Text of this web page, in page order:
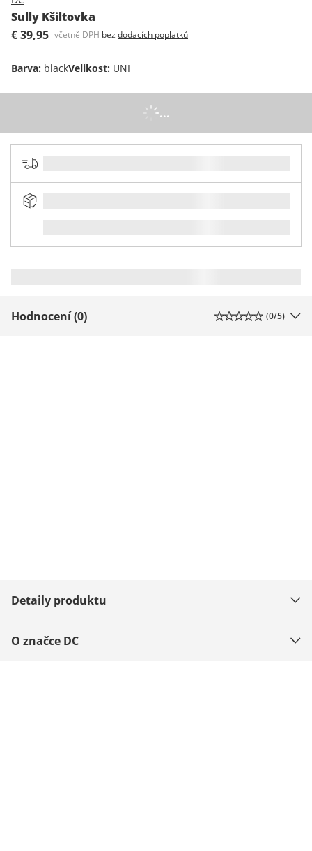
Sully Kšiltovka
€ 39,95 včetně DPH bez dodacích poplatků
Barva: blackVelikost: UNI
...
Hodnocení (0) (0/5)
Detaily produktu
O značce DC